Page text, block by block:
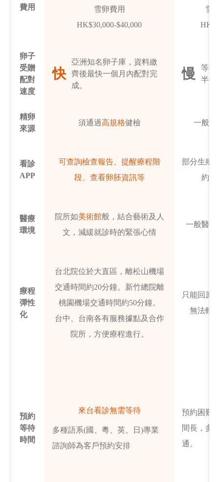
費用
雪卵費用
HK$30,000-$40,000
雪
卵子
受贈
配對
速度
快
亞洲知名卵子庫，資料繳
齊後最快一個月內配對完
成。
慢
等待
半年
精卵
來源
須通過高規格健檢 一般法
看診
APP
可查詢檢查報告、提醒療程階
段、查看卵胚資訊等
部分生殖
約看
醫療
環境
院所如美術館般，結合藝術及人
文，減緩就診時的緊張心情
一般醫院
療程
彈性
化
台北院位於大直區，離松山機場
交通時間約20分鐘。新竹總院離
桃園機場交通時間約50分鐘。
台中、台南各有服務據點及合作
院所，方便療程進行。
只能回原
無法輕
預約
等待
時間
來台看診無需等待
多種語系(國、粵、英、日)專業
諮詢師為客戶預約安排
預約困難
間長，多
通。